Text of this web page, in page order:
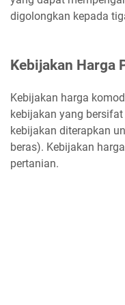
digolongkan kepada
Kebijakan Harga
Kebijakan harga
kebijakan yang
kebijakan diterapkan
beras). Kebijakan
pertanian.